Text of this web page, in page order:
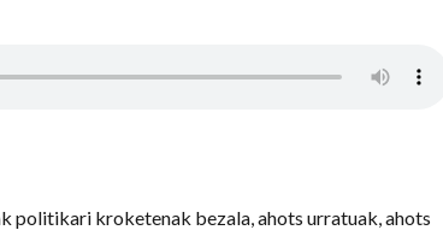
politikari kroketenak bezala, ahots urratuak, ahots